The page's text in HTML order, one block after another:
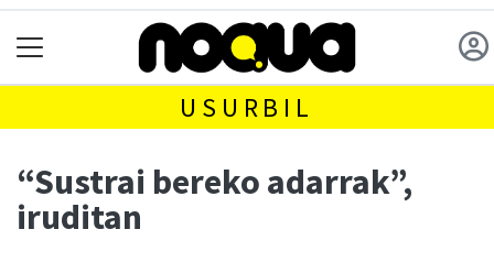
USURBIL
“Sustrai bereko adarrak”,
iruditan